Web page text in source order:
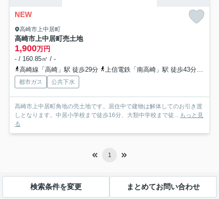
NEW
高崎市上中居町
高崎市上中居町売土地
1,900万円
- / 160.85㎡ / -
高崎線「高崎」駅 徒歩29分
上信電鉄「南高崎」駅 徒歩43分
都市ガス 公共下水
高崎市上中居町角地の売土地です。居住中で建物は解体してのお引き渡
しとなります。中居小学校まで徒歩16分、大類中学校まで徒... もっと見
る
1
検索条件を変更 まとめてお問い合わせ